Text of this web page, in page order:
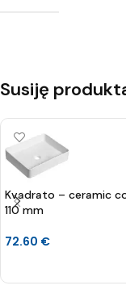
Susiję
Kvadrato – ceramic
110 mm
72.60 €